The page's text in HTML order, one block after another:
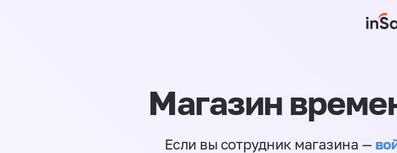
Магазин
Если вы сотрудник магазина —